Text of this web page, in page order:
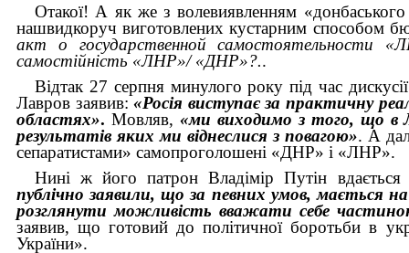
Отакої! А як же з волевиявленням
нашвидкоруч виготовлених кустарним способом
акт о государственной
самостійність «ЛНР»/ «ДНР»?..
Відтак 27 серпня минулого року під час
Лавров заявив:«Росія виступає за практичну
областях». Мовляв, «ми виходимо з того, що в
результатів яких ми віднеслися з повагою». А
сепаратистами» cамопроголошені «ДНР» і «ЛНР».
Нині ж його патрон Владімір Путін
публічно заявили, що за певних умов, мається
розглянути можливість вважати себе
заявив, що готовий до політичної боротьби в
України».